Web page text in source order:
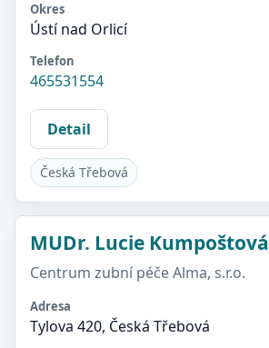
Okres
Ústí nad Orlicí
Telefon
465531554
Detail
Česká Třebová
MUDr. Lucie Kumpoštová
Centrum zubní péče Alma, s.r.o.
Adresa
Tylova 420, Česká Třebová